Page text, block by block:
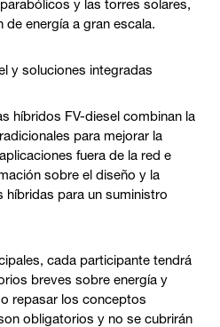
y las torres solares,
de energía a gran escala.
y soluciones integradas
híbridos FV-diesel combinan la
para mejorar la
fuera de la red e
sobre el diseño y la
para un suministro
cada participante tendrá
breves sobre energía y
repasar los conceptos
obligatorios y no se cubrirán